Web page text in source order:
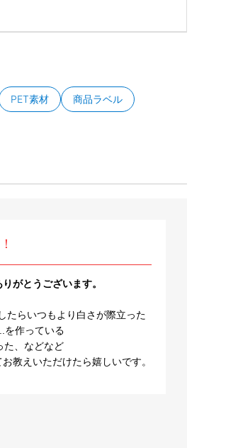
PET素材 商品ラベル
がとうございます。
たらいつもより白さが際立った
を作っている
た、などなど
教えいただけたら嬉しいです。